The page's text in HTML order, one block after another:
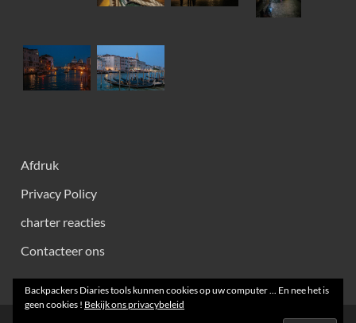
Afdruk
Privacy Policy
charter reacties
Contacteer ons
Backpackers Diaries tools kunnen cookies op uw computer ... En nee het is
geen cookies ! Bekijk ons ​​privacybeleid